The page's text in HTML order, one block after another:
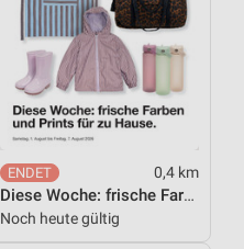
0,4 km
Diese Woche: frische Farben und Prints für zu Hause.
Noch heute gültig